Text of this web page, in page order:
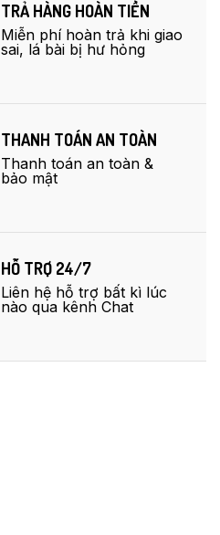
TRẢ HÀNG HOÀN TIỀN
Miễn phí hoàn trả khi giao
sai, lá bài bị hư hỏng
THANH TOÁN AN TOÀN
Thanh toán an toàn &
bảo mật
HỖ TRỢ 24/7
Liên hệ hỗ trợ bất kì lúc
nào qua kênh Chat